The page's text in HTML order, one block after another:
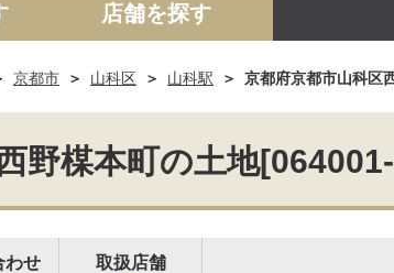
ンション 土地 事業投資用
店舗を探す
京都市 山科区 山科駅 京都府京都市山科区
野楳本町の土地
わせ 取扱店舗